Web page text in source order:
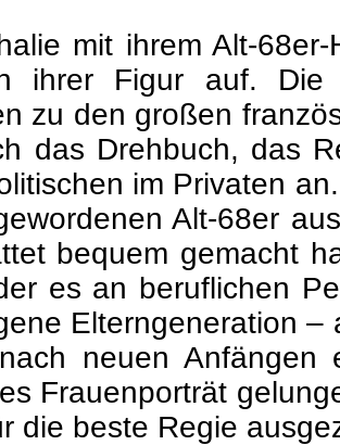
mit ihrem Alt-
ihrer Figur auf.
zu den großen
das Drehbuch, das
im Privaten
Alt-68er
bequem gemacht
es an beruflichen
Elterngeneration
neuen
Frauenporträt
die beste Regie